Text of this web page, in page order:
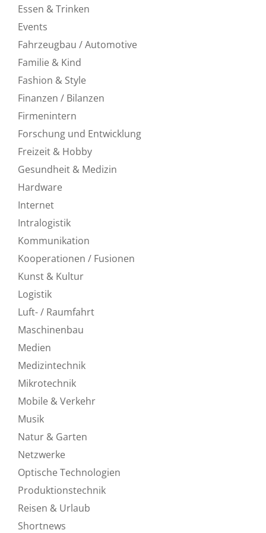
Essen & Trinken
Events
Fahrzeugbau / Automotive
Familie & Kind
Fashion & Style
Finanzen / Bilanzen
Firmenintern
Forschung und Entwicklung
Freizeit & Hobby
Gesundheit & Medizin
Hardware
Internet
Intralogistik
Kommunikation
Kooperationen / Fusionen
Kunst & Kultur
Logistik
Luft- / Raumfahrt
Maschinenbau
Medien
Medizintechnik
Mikrotechnik
Mobile & Verkehr
Musik
Natur & Garten
Netzwerke
Optische Technologien
Produktionstechnik
Reisen & Urlaub
Shortnews